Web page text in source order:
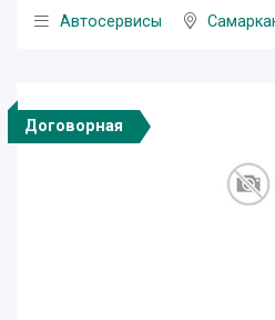
Автосервисы
Договорная